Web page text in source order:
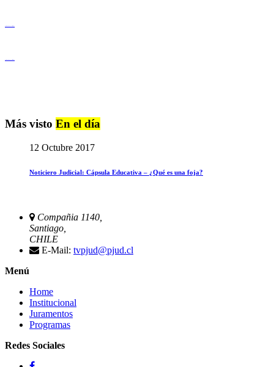
Más visto En el día
12 Octubre 2017
Noticiero Judicial: Cápsula Educativa – ¿Qué es una foja?
Compañia 1140,
Santiago,
CHILE
E-Mail: tvpjud@pjud.cl
Menú
Home
Institucional
Juramentos
Programas
Redes Sociales